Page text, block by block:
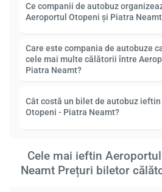
Ce companii de autobuz
Aeroportul Otopeni și Piatra
Care este compania de autobuze
cele mai multe călătorii între
Piatra Neamt?
Cât costă un bilet de autobuz
Otopeni - Piatra Neamt?
Cele mai ieftin
Neamt Prețuri biletor